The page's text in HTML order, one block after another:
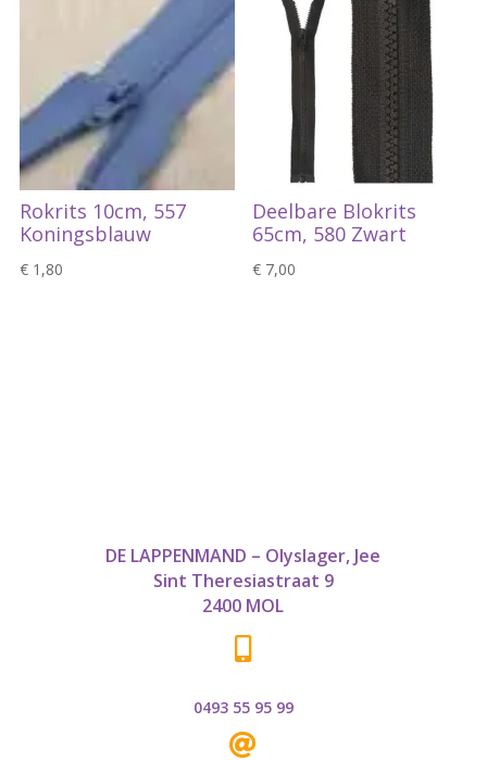
Rokrits 10cm, 557
Koningsblauw
€1,80
Deelbare Blokrits
65cm, 580 Zwart
€ 7,00
DE LAPPENMAND – Olyslager, Jee
Sint Theresiastraat 9
2400 MOL

0493 55 95 99
